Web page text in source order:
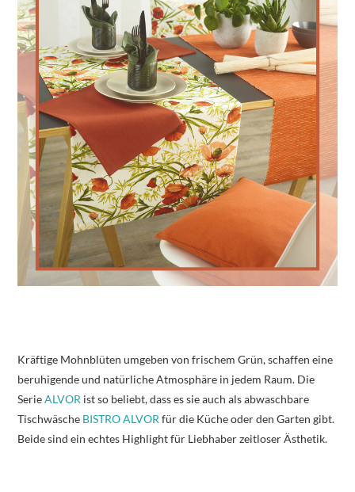
Kräftige Mohnblüten umgeben von frischem Grün, schaffen eine
beruhigende und natürliche Atmosphäre in jedem Raum. Die
SerieALVOR ist so beliebt, dass es sie auch als abwaschbare
Tischwäsche BISTRO ALVORfür die Küche oder den Garten gibt.
Beide sind ein echtes Highlight für Liebhaber zeitloser Ästhetik.